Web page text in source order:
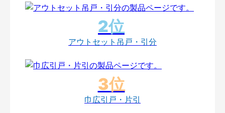
アウトセット吊戸・引分
巾広引戸・片引